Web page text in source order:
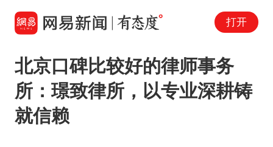
打开
北京口碑比较好的律师事务
所：璟致律所，以专业深耕铸
就信赖